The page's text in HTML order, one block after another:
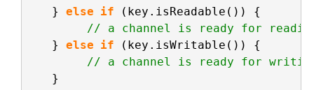
} else if
(key.isReadable()) {
// a channel is ready for
} else if
(key.isWritable()) {
// a channel is ready for
}